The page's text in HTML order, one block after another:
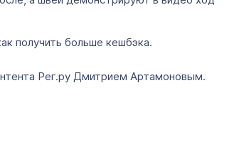
получить больше кешбэка.
Рег.ру Дмитрием Артамоновым.